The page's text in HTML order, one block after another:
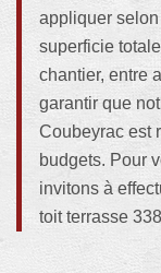
appliquer
superficie
chantier, entre
garantir que
Coubeyrac est
budgets. Pour
invitons à
toit terrasse